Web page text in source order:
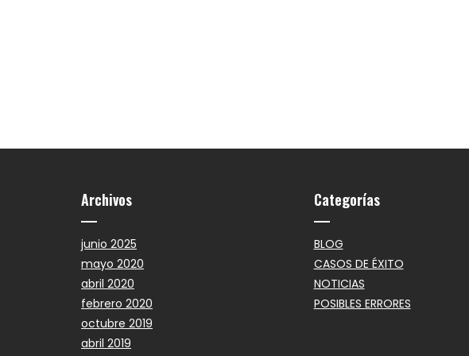
Archivos
junio 2025
mayo 2020
abril 2020
febrero 2020
octubre 2019
abril 2019
Categorías
BLOG
CASOS DE ÉXITO
NOTICIAS
POSIBLES ERRORES